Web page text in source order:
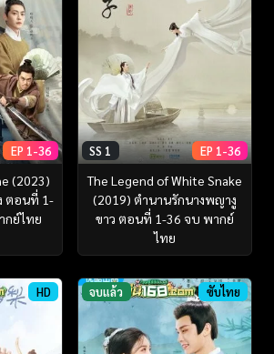
EP 1-36
(2023)
ตอนที่ 1-
ย์ไทย
SS 1 EP 1-36
The Legend of White Snake
(2019) ตำนานรักนางพญางู
ขาว ตอนที่ 1-36 จบ พากย์
ไทย
HD จบแล้ว ซับไทย